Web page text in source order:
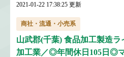
2021-01-22 17:38:25 更新
商社・流通・小売系
山武郡(千葉) 食品加工製造
加工業／◎年間休日105日◎